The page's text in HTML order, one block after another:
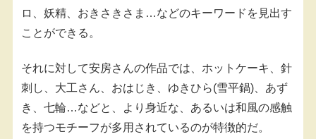
ロ、妖精、おきさきさま…などのキーワードを見出す
ことができる。
それに対して安房さんの作品では、ホットケーキ、針
刺し、大工さん、おはじき、ゆきひら(雪平鍋)、あず
き、七輪…などと、より身近な、あるいは和風の感触
を持つモチーフが多用されているのが特徴的だ。